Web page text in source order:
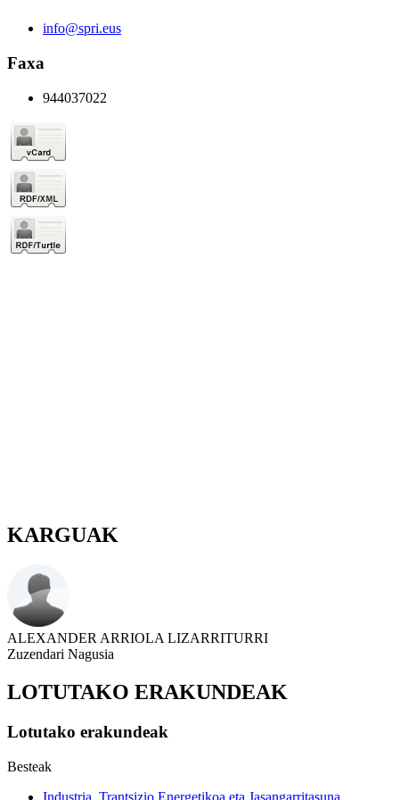
info@spri.eus
Faxa
944037022
KARGUAK
ALEXANDER ARRIOLA LIZARRITURRI
Zuzendari Nagusia
LOTUTAKO ERAKUNDEAK
Lotutako erakundeak
Besteak
Industria, Trantsizio Energetikoa eta Jasangarritasuna